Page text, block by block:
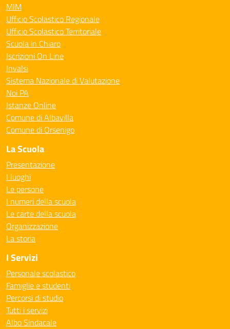
MIM
Ufficio Scolastico Regionale
Ufficio Scolastico Territoriale
Scuola in Chiaro
Iscrizioni On Line
Invalsi
Sistema Nazionale di Valutazione
Noi PA
Istanze Online
Comune di Albavilla
Comune di Orsenigo
La Scuola
Presentazione
I luoghi
Le persone
I numeri della scuola
Le carte della scuola
Organizzazione
La storia
I Servizi
Personale scolastico
Famiglie e studenti
Percorsi di studio
Tutti i servizi
Albo Sindacale